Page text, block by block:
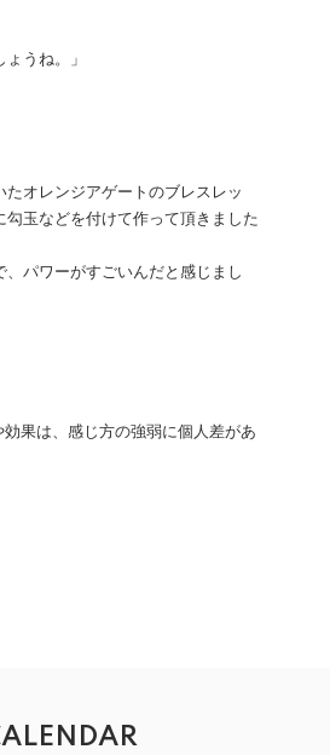
うね。」
たオレンジアゲートのブレスレッ
勾玉などを付けて作って頂きました
、パワーがすごいんだと感じまし
果は、感じ方の強弱に個人差があ